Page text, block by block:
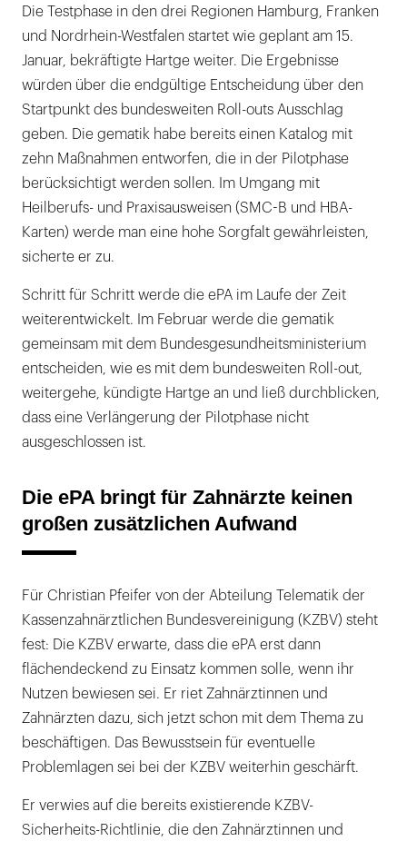
Die Testphase in den drei Regionen Hamburg, Franken
und Nordrhein-Westfalen startet wie geplant am 15.
Januar, bekräftigte Hartge weiter. Die Ergebnisse
würden über die endgültige Entscheidung über den
Startpunkt des bundesweiten Roll-outs Ausschlag
geben. Die gematik habe bereits einen Katalog mit
zehn Maßnahmen entworfen, die in der Pilotphase
berücksichtigt werden sollen. Im Umgang mit
Heilberufs- und Praxisausweisen (SMC-B und HBA-
Karten) werde man eine hohe Sorgfalt gewährleisten,
sicherte er zu.
Schritt für Schritt werde die ePA im Laufe der Zeit
weiterentwickelt. Im Februar werde die gematik
gemeinsam mit dem Bundesgesundheitsministerium
entscheiden, wie es mit dem bundesweiten Roll-out,
weitergehe, kündigte Hartge an und ließ durchblicken,
dass eine Verlängerung der Pilotphase nicht
ausgeschlossen ist.
Die ePA bringt für Zahnärzte keinen
großen zusätzlichen Aufwand
Für Christian Pfeifer von der Abteilung Telematik der
Kassenzahnärztlichen Bundesvereinigung (KZBV) steht
fest: Die KZBV erwarte, dass die ePA erst dann
flächendeckend zu Einsatz kommen solle, wenn ihr
Nutzen bewiesen sei. Er riet Zahnärztinnen und
Zahnärzten dazu, sich jetzt schon mit dem Thema zu
beschäftigen. Das Bewusstsein für eventuelle
Problemlagen sei bei der KZBV weiterhin geschärft.
Er verwies auf die bereits existierende KZBV-
Sicherheits-Richtlinie, die den Zahnärztinnen und